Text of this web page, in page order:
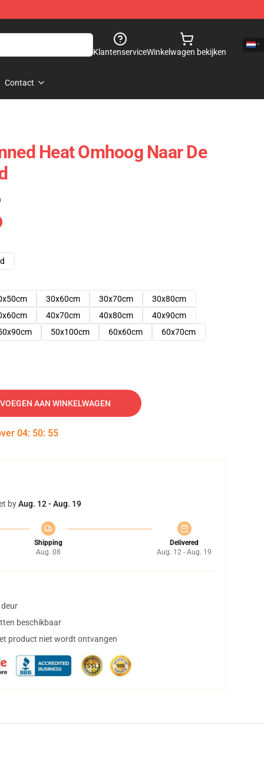
KlantenserviceWinkelwagen bekijken
Contact
Heat Omhoog Naar De
30x60cm 30x70cm
30x80cm
40x70cm 40x80cm
40x90cm
50x100cm 60x60cm
60x70cm
AAN WINKELWAGEN
04: 50: 54
byAug. 12 - Aug. 19
Shipping
Aug. 08
Delivered
Aug. 12 - Aug. 19
beschikbaar
product niet wordt ontvangen